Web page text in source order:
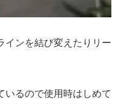
インを結び変えたりリー
いるので使用時はしめて